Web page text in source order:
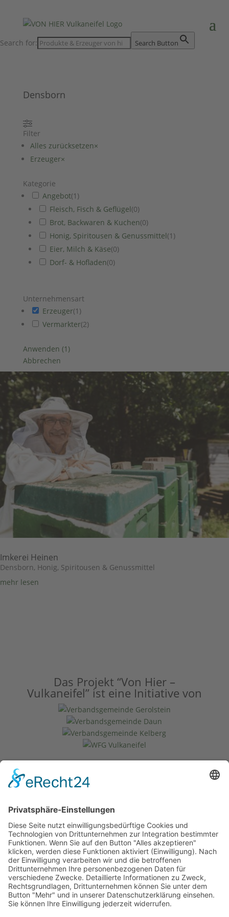
Search for: Search Button
Densborn
Filter
Alles zurücksetzen×
Erzeuger×
Kategorie
Angebot(1 )
Fleisch, Fisch & Geflügel(0)
Brot, Backwaren & Kuchen(0)
Honig, Spiritousen & Genussmittel(1 )
Eier, Milch & Käse(0)
Dorf- & Hofladen(0)
Unternehmensart
Erzeuger(1 )
Vermarkter(2)
Anwenden (1 )
Abbrechen
Imkerei Heinen
Densborn, Honig, Spiritousen & Genussmittel
mehr lesen
Das Projekt “Von Hier –
Vulkaneifel” ist eine Initiative von